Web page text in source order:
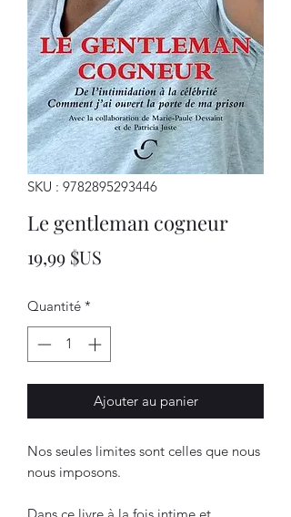
SKU : 9782895293446
Le gentleman cogneur
19,99 $US
Quantité *
Ajouter au panier
Nos seules limites sont celles que nous
nous imposons.
Dans ce livre à la fois intime et